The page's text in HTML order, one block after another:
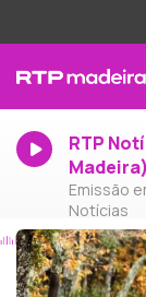
RTP
Madeira)
Emissão
Notícias